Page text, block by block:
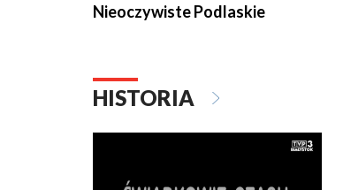
Nieoczywiste Podlaskie
HISTORIA